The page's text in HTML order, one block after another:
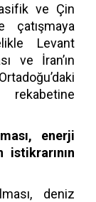
ve Çin
Levant
ve İran’ın
enerji
istikrarının
deniz